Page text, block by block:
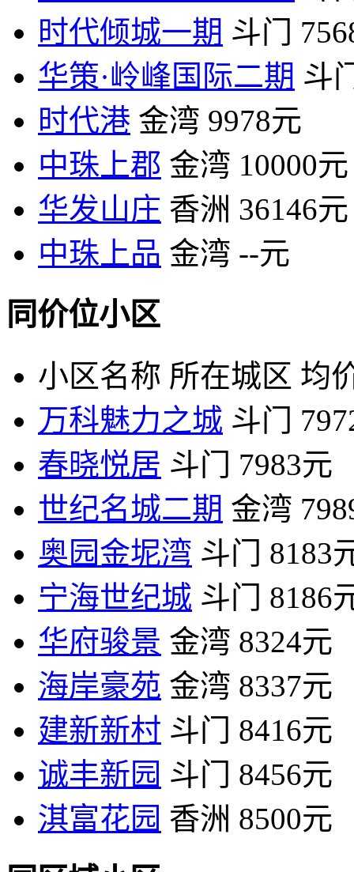
时代倾城一期 斗门
华策·岭峰国际二期 斗
时代港 金湾 9978元
中珠上郡 金湾 10000元
华发山庄 香洲 36146元
中珠上品 金湾 --元
同价位小区
小区名称 所在城区 均
万科魅力之城 斗门
春晓悦居 斗门 7983元
世纪名城二期 金湾
奥园金坭湾 斗门 8183
宁海世纪城 斗门 8186
华府骏景 金湾 8324元
海岸豪苑 金湾 8337元
建新新村 斗门 8416元
诚丰新园 斗门 8456元
淇富花园 香洲 8500元